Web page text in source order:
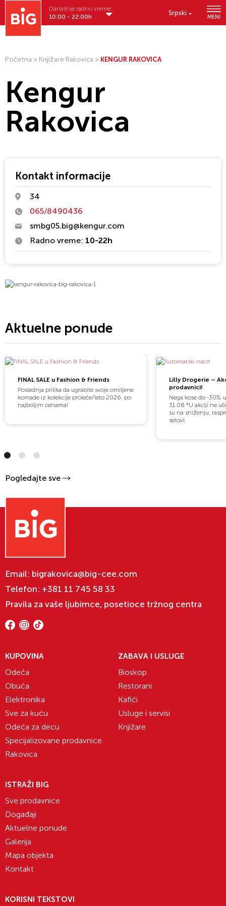
Srpski
MENI
Današnje radno vreme:
10:00 - 22:00h
Početna > Knjižare Rakovica > KENGUR RAKOVICA
Kengur
Rakovica
Kontakt informacije
34
065/8490436
smbg05.big@kengur.com
Radno vreme: 10-22h
Aktuelne ponude
FINAL SALE u Fashion & Friends
Poslednja prilika da ugrabite svoje omiljene
komade iz kolekcije proleće/leto 2026. po
najboljim cenama!
Lilly Drogerie –
prodavnici!
Nega kose do -
31.08 *U akciji ne
su na sniženju,
setovi.
Pogledajte sve
Email: bigrakovica@big-cee.com
Telefon: +381 11 745 58 33
Pravila za vaše ljubimce, posetioce tržnog centra
KUPOVINA
Odeća
Obuća
Elektronika
Sve za kuću
Odeća za decu
Specijalizovane prodavnice
Rakovica
ZABAVA I USLUGE
Bioskop
Restorani
Kafići
Usluge i servisi
Knjižare
ISTRAŽI BIG
Sve prodavnice
Događaji
Aktuelne ponude
Galerija
Mapa objekta
Kontakt
KORISNI TEKSTOVI